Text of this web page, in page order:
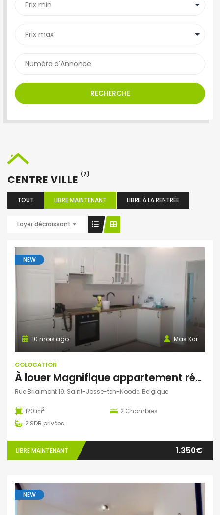
RECHERCHE
CENTRE VILLE (7)
TOUT LIBRE MAINTENANT LIBRE À LA RENTRÉE
Loyer décroissant
NEW
Mas Kar
10 mois ago
COLOCATION
À louer Magnifique appartement rénové de 120 m² à Saint-Josse – Idéal colocation etudiante – Première occupation
Rue Brialmont 19, Saint-Josse-ten-Noode, Belgique
120 m2 2 Chambres
2 SDB privées
LIBRE MAINTENANT 1.350€
NEW